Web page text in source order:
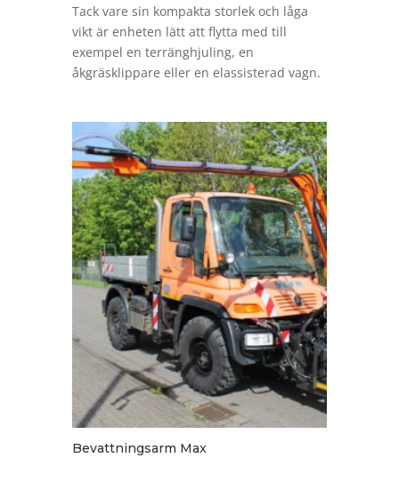
Tack vare sin kompakta storlek och låga
vikt är enheten lätt att flytta med till
exempel en terränghjuling, en
åkgräsklippare eller en elassisterad vagn.
Bevattningsarm Max